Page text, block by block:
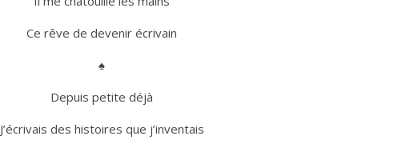
Ce rêve de devenir écrivain
♠
Depuis petite déjà
J’écrivais des histoires que j’inventais